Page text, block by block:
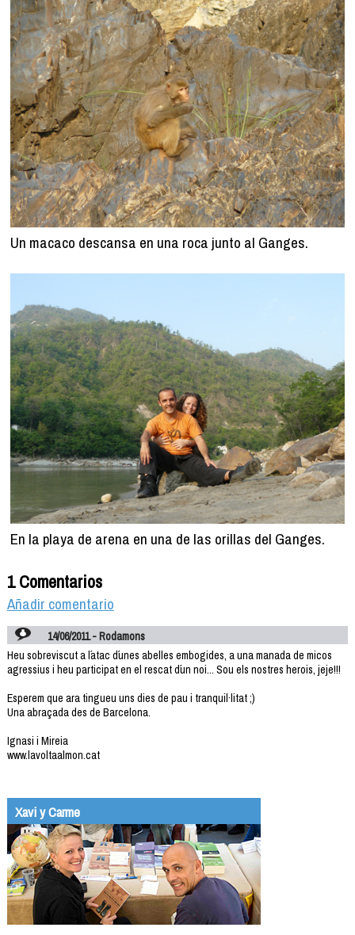
Un macaco descansa en una roca junto al Ganges.
En la playa de arena en una de las orillas del Ganges.
1 Comentarios
Añadir comentario
14/06/2011 - Rodamons
Heu sobreviscut a l´atac d´unes abelles embogides, a una manada de micos
agressius i heu participat en el rescat d´un noi... Sou els nostres herois, jeje!!!
Esperem que ara tingueu uns dies de pau i tranquil·litat ;)
Una abraçada des de Barcelona.
Ignasi i Mireia
www.lavoltaalmon.cat
Xavi y Carme